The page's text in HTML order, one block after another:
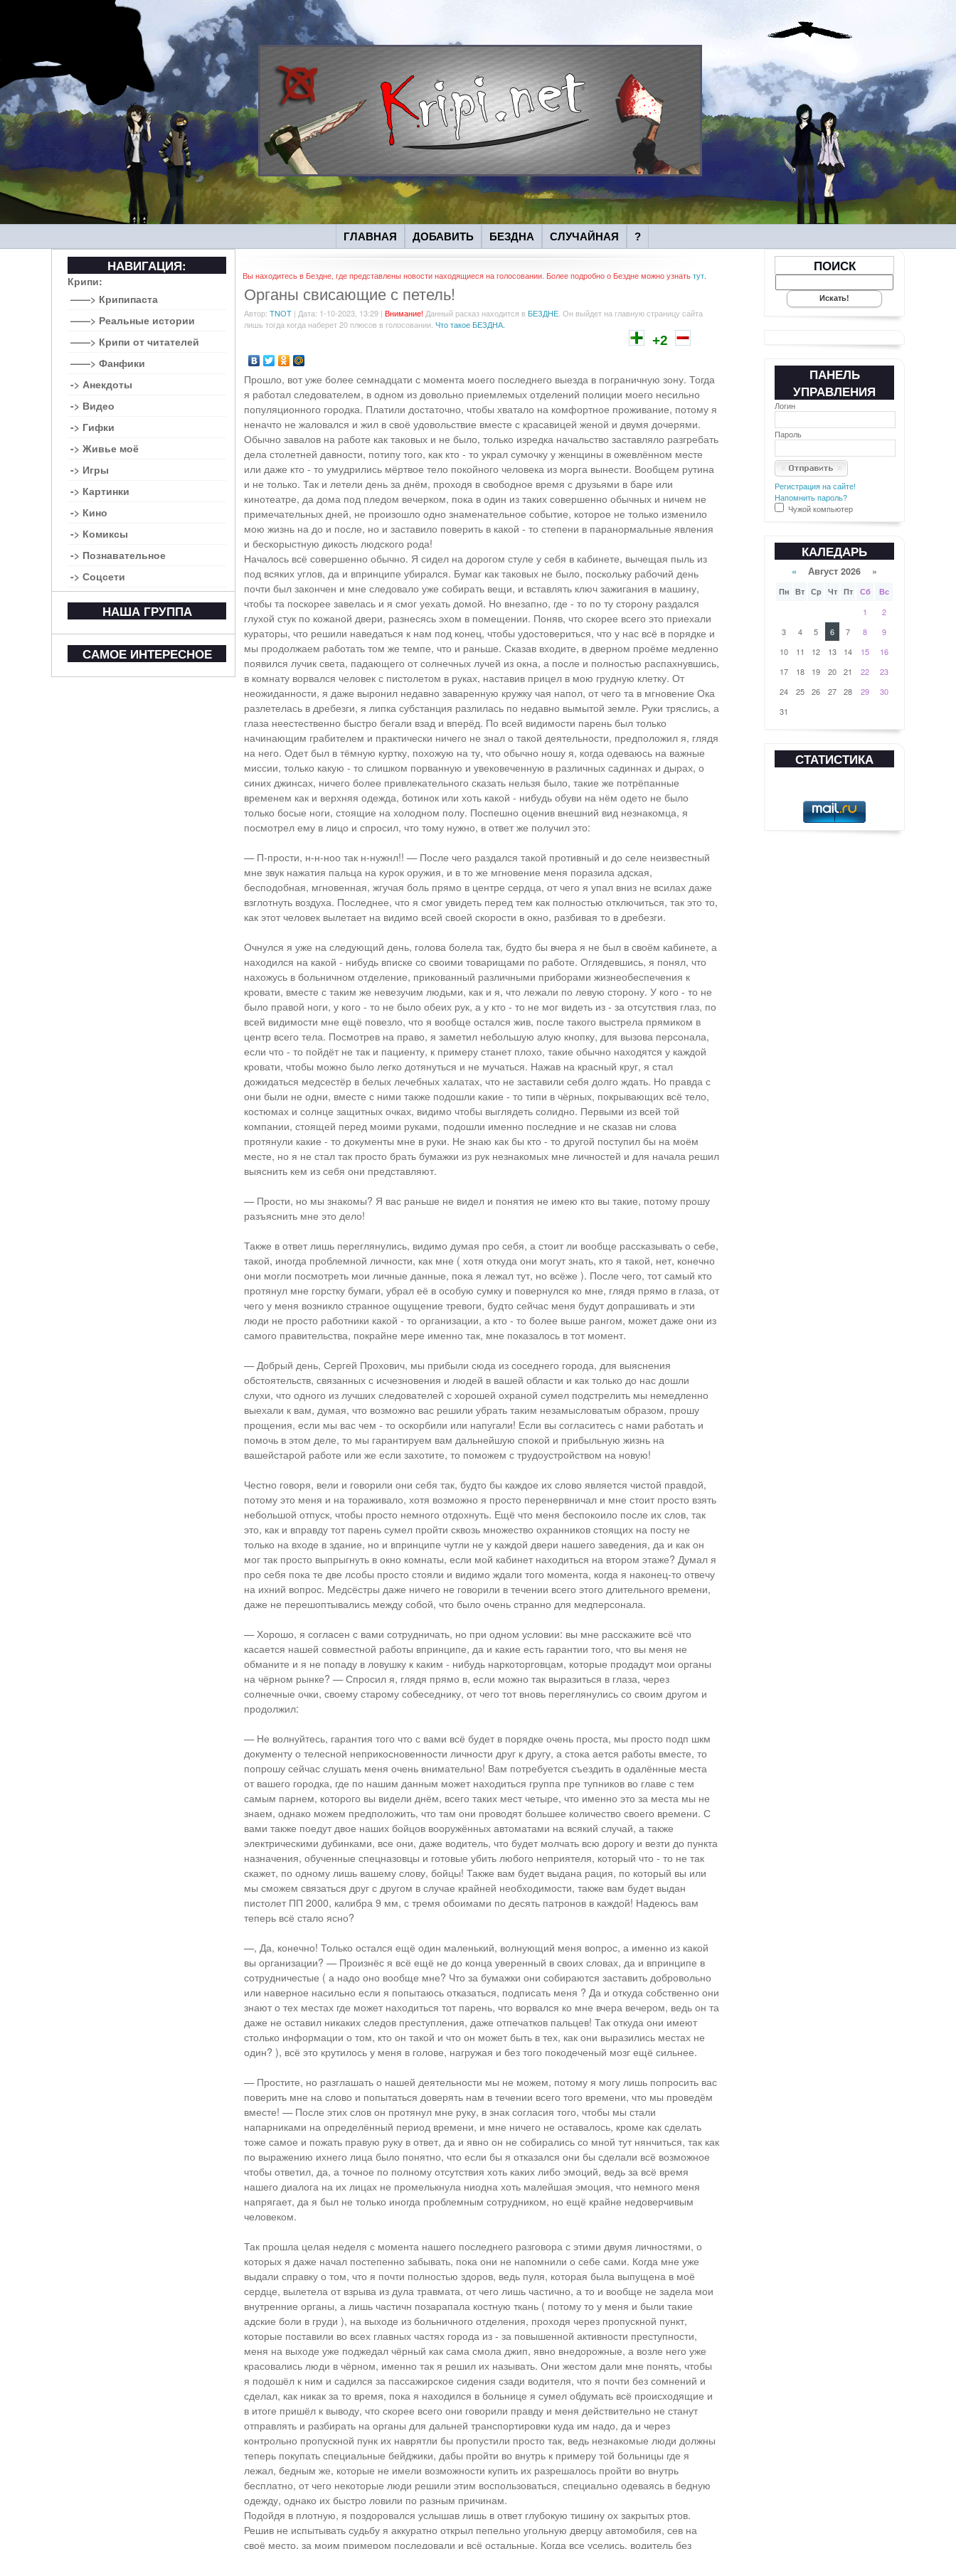
ГЛАВНАЯ ДОБАВИТЬ БЕЗДНА СЛУЧАЙНАЯ ?
Вы находитесь в Бездне, где представлены новости находящиеся на голосовании. Более подробно о Бездне можно узнатьтут.
Органы свисающие с петель!
Автор: TNOT| Дата: 1-10-2023, 13:29 | Внимание! Данный расказ находится в БЕЗДНЕ. Он выйдет на главную страницу сайта
лишь тогда когда наберет 20 плюсов в голосовании. Что такое БЕЗДНА.
+2
Прошло, вот уже более семнадцати с момента моего последнего выезда в пограничную зону. Тогда
я работал следователем, в одном из довольно приемлемых отделений полиции моего несильно
популяционного городка. Платили достаточно, чтобы хватало на комфортное проживание, потому я
неначто не жаловался и жил в своё удовольствие вместе с красавицей женой и двумя дочерями.
Обычно завалов на работе как таковых и не было, только изредка начальство заставляло разгребать
дела столетней давности, потипу того, как кто - то украл сумочку у женщины в ожевлённом месте
или даже кто - то умудрились мёртвое тело покойного человека из морга вынести. Вообщем рутина
и не только. Так и летели день за днём, проходя в свободное время с друзьями в баре или
кинотеатре, да дома под пледом вечерком, пока в один из таких совершенно обычных и ничем не
примечательных дней, не произошло одно знаменательное событие, которое не только изменило
мою жизнь на до и после, но и заставило поверить в какой - то степени в паранормальные явления
и бескорыстную дикость людского рода!
Началось всё совершенно обычно. Я сидел на дорогом стуле у себя в кабинете, вычещая пыль из
под всяких углов, да и впринципе убирался. Бумаг как таковых не было, поскольку рабочий день
почти был закончен и мне следовало уже собирать вещи, и вставлять ключ зажигания в машину,
чтобы та поскорее завелась и я смог уехать домой. Но внезапно, где - то по ту сторону раздался
глухой стук по кожаной двери, разнесясь эхом в помещении. Поняв, что скорее всего это приехали
кураторы, что решили наведаться к нам под конец, чтобы удостовериться, что у нас всё в порядке и
мы продолжаем работать том же темпе, что и раньше. Сказав входите, в дверном проёме медленно
появился лучик света, падающего от солнечных лучей из окна, а после и полностью распахнувшись,
в комнату ворвался человек с пистолетом в руках, наставив прицел в мою грудную клетку. От
неожиданности, я даже выронил недавно заваренную кружку чая напол, от чего та в мгновение Ока
разлетелась в дребезги, я липка субстанция разлилась по недавно вымытой земле. Руки тряслись, а
глаза неестественно быстро бегали взад и вперёд. По всей видимости парень был только
начинающим грабителем и практически ничего не знал о такой деятельности, предположил я, глядя
на него. Одет был в тёмную куртку, похожую на ту, что обычно ношу я, когда одеваюсь на важные
миссии, только какую - то слишком порванную и увековеченную в различных садиннах и дырах, о
синих джинсах, ничего более привлекательного сказать нельзя было, такие же потрёпанные
временем как и верхняя одежда, ботинок или хоть какой - нибудь обуви на нём одето не было
только босые ноги, стоящие на холодном полу. Поспешно оценив внешний вид незнакомца, я
посмотрел ему в лицо и спросил, что тому нужно, в ответ же получил это:
— П-прости, н-н-ноо так н-нужнл!! — После чего раздался такой противный и до селе неизвестный
мне звук нажатия пальца на курок оружия, и в то же мгновение меня поразила адская,
бесподобная, мгновенная, жгучая боль прямо в центре сердца, от чего я упал вниз не всилах даже
взглотнуть воздуха. Последнее, что я смог увидеть перед тем как полностью отключиться, так это то,
как этот человек вылетает на видимо всей своей скорости в окно, разбивая то в дребезги.
Очнулся я уже на следующий день, голова болела так, будто бы вчера я не был в своём кабинете, а
находился на какой - нибудь вписке со своими товарищами по работе. Оглядевшись, я понял, что
нахожусь в больничном отделение, прикованный различными приборами жизнеобеспечения к
кровати, вместе с таким же невезучим людьми, как и я, что лежали по левую сторону. У кого - то не
было правой ноги, у кого - то не было обеих рук, а у кто - то не мог видеть из - за отсутствия глаз, по
всей видимости мне ещё повезло, что я вообще остался жив, после такого выстрела прямиком в
центр всего тела. Посмотрев на право, я заметил небольшую алую кнопку, для вызова персонала,
если что - то пойдёт не так и пациенту, к примеру станет плохо, такие обычно находятся у каждой
кровати, чтобы можно было легко дотянуться и не мучаться. Нажав на красный круг, я стал
дожидаться медсестёр в белых лечебных халатах, что не заставили себя долго ждать. Но правда с
они были не одни, вместе с ними также подошли какие - то типи в чёрных, покрывающих всё тело,
костюмах и солнце защитных очках, видимо чтобы выглядеть солидно. Первыми из всей той
компании, стоящей перед моими руками, подошли именно последние и не сказав ни слова
протянули какие - то документы мне в руки. Не знаю как бы кто - то другой поступил бы на моём
месте, но я не стал так просто брать бумажки из рук незнакомых мне личностей и для начала решил
выяснить кем из себя они представляют.
— Прости, но мы знакомы? Я вас раньше не видел и понятия не имею кто вы такие, потому прошу
разъяснить мне это дело!
Также в ответ лишь переглянулись, видимо думая про себя, а стоит ли вообще рассказывать о себе,
такой, иногда проблемной личности, как мне ( хотя откуда они могут знать, кто я такой, нет, конечно
они могли посмотреть мои личные данные, пока я лежал тут, но всёже ). После чего, тот самый кто
протянул мне горстку бумаги, убрал её в особую сумку и повернулся ко мне, глядя прямо в глаза, от
чего у меня возникло странное ощущение тревоги, будто сейчас меня будут допрашивать и эти
люди не просто работники какой - то организации, а кто - то более выше рангом, может даже они из
самого правительства, покрайне мере именно так, мне показалось в тот момент.
— Добрый день, Сергей Прохович, мы прибыли сюда из соседнего города, для выяснения
обстоятельств, связанных с исчезновения и людей в вашей области и как только до нас дошли
слухи, что одного из лучших следователей с хорошей охраной сумел подстрелить мы немедленно
выехали к вам, думая, что возможно вас решили убрать таким незамысловатым образом, прошу
прощения, если мы вас чем - то оскорбили или напугали! Если вы согласитесь с нами работать и
помочь в этом деле, то мы гарантируем вам дальнейшую спокой и прибыльную жизнь на
вашейстарой работе или же если захотите, то поможем с трудоустройством на новую!
Честно говоря, вели и говорили они себя так, будто бы каждое их слово является чистой правдой,
потому это меня и на тораживало, хотя возможно я просто перенервничал и мне стоит просто взять
небольшой отпуск, чтобы просто немного отдохнуть. Ещё что меня беспокоило после их слов, так
это, как и вправду тот парень сумел пройти сквозь множество охранников стоящих на посту не
только на входе в здание, но и впринципе чутли не у каждой двери нашего заведения, да и как он
мог так просто выпрыгнуть в окно комнаты, если мой кабинет находиться на втором этаже? Думал я
про себя пока те две лсобы просто стояли и видимо ждали того момента, когда я наконец-то отвечу
на ихний вопрос. Медсёстры даже ничего не говорили в течении всего этого длительного времени,
даже не перешоптывались между собой, что было очень странно для медперсонала.
— Хорошо, я согласен с вами сотрудничать, но при одном условии: вы мне расскажите всё что
касается нашей совместной работы впринципе, да и какие есть гарантии того, что вы меня не
обманите и я не попаду в ловушку к каким - нибудь наркоторговцам, которые продадут мои органы
на чёрном рынке? — Спросил я, глядя прямо в, если можно так выразиться в глаза, через
солнечные очки, своему старому собеседнику, от чего тот вновь переглянулись со своим другом и
продолжил:
— Не волнуйтесь, гарантия того что с вами всё будет в порядке очень проста, мы просто подп шкм
документу о телесной неприкосновенности личности друг к другу, а стока ается работы вместе, то
попрошу сейчас слушать меня очень внимательно! Вам потребуется съездить в одалённые места
от вашего городка, где по нашим данным может находиться группа пре тупников во главе с тем
самым парнем, которого вы видели днём, всего таких мест четыре, что именно это за места мы не
знаем, однако можем предположить, что там они проводят большее количество своего времени. С
вами также поедут двое наших бойцов вооружённых автоматами на всякий случай, а также
электрическими дубинками, все они, даже водитель, что будет молчать всю дорогу и везти до пункта
назначения, обученные спецназовцы и готовые убить любого неприятеля, который что - то не так
скажет, по одному лишь вашему слову, бойцы! Также вам будет выдана рация, по который вы или
мы сможем связаться друг с другом в случае крайней необходимости, также вам будет выдан
пистолет ПП 2000, калибра 9 мм, с тремя обоимами по десять патронов в каждой! Надеюсь вам
теперь всё стало ясно?
—, Да, конечно! Только остался ещё один маленький, волнующий меня вопрос, а именно из какой
вы организации? — Произнёс я всё ещё не до конца уверенный в своих словах, да и впринципе в
сотрудничестые ( а надо оно вообще мне? Что за бумажки они собираются заставить добровольно
или наверное насильно если я попытаюсь отказаться, подписать меня ? Да и откуда собственно они
знают о тех местах где может находиться тот парень, что ворвался ко мне вчера вечером, ведь он та
даже не оставил никаких следов преступления, даже отпечатков пальцев! Так откуда они имеют
столько информации о том, кто он такой и что он может быть в тех, как они выразились местах не
один? ), всё это крутилось у меня в голове, нагружая и без того покодеченый мозг ещё сильнее.
— Простите, но разглашать о нашей деятельности мы не можем, потому я могу лишь попросить вас
поверить мне на слово и попытаться доверять нам в течении всего того времени, что мы проведём
вместе! — После этих слов он протянул мне руку, в знак согласия того, чтобы мы стали
напарниками на определённый период времени, и мне ничего не оставалось, кроме как сделать
тоже самое и пожать правую руку в ответ, да и явно он не собирались со мной тут нянчиться, так как
по выражению ихнего лица было понятно, что если бы я отказался они бы сделали всё возможное
чтобы ответил, да, а точное по полному отсутствия хоть каких либо эмоций, ведь за всё время
нашего диалога на их лицах не промелькнула ниодна хоть малейшая эмоция, что немного меня
напрягает, да я был не только иногда проблемным сотрудником, но ещё крайне недоверчивым
человеком.
Так прошла целая неделя с момента нашего последнего разговора с этими двумя личностями, о
которых я даже начал постепенно забывать, пока они не напомнили о себе сами. Когда мне уже
выдали справку о том, что я почти полностью здоров, ведь пуля, которая была выпущена в моё
сердце, вылетела от взрыва из дула травмата, от чего лишь частично, а то и вообще не задела мои
внутренние органы, а лишь частичн позарапала костную ткань ( потому то у меня и были такие
адские боли в груди ), на выходе из больничного отделения, проходя через пропускной пункт,
которые поставили во всех главных частях города из - за повышенной активности преступности,
меня на выходе уже поджедал чёрный как сама смола джип, явно внедорожные, а возле него уже
красовались люди в чёрном, именно так я решил их называть. Они жестом дали мне понять, чтобы
я подошёл к ним и садился за пассажирское сидения сзади водителя, что я почти без сомнений и
сделал, как никак за то время, пока я находился в больнице я сумел обдумать всё происходящие и
в итоге пришёл к выводу, что скорее всего они говорили правду и меня действительно не станут
отправлять и разбирать на органы для дальней транспортировки куда им надо, да и через
контрольно пропускной пунк их наврятли бы пропустили просто так, ведь незнакомые люди должны
теперь покупать специальные бейджики, дабы пройти во внутрь к примеру той больницы где я
лежал, бедным же, которые не имели возможности купить их разрешалось пройти во внутрь
бесплатно, от чего некоторые люди решили этим воспользоваться, специально одеваясь в бедную
одежду, однако их быстро ловили по разным причинам.
Подойдя в плотную, я поздоровался услышав лишь в ответ глубокую тишину ох закрытых ртов.
Решив не испытывать судьбу я аккуратно открыл пепельно угольную дверцу автомобиля, сев на
своё место, за моим примером последовали и всё остальные. Когда все уселись, водитель без
НАВИГАЦИЯ:
Крипи:
——> Крипипаста
——> Реальные истории
——> Крипи от читателей
——> Фанфики
-> Анекдоты
-> Видео
-> Гифки
-> Живье моё
-> Игры
-> Картинки
-> Кино
-> Комиксы
-> Познавательное
-> Соцсети
НАША ГРУППА
САМОЕ ИНТЕРЕСНОЕ
ПОИСК
ПАНЕЛЬ
УПРАВЛЕНИЯ
Логин
Пароль
Регистрация на сайте!
Напомнить пароль?
Чужой компьютер
КАЛЕДАРЬ
« Август 2026 »
Пн Вт Ср Чт Пт Сб Вс
1
2
3
4 5 6 7 8
9
10
11 12 13 14 15
16
17
18 19 20 21 22
23
24
25 26 27 28 29
30
31
СТАТИСТИКА